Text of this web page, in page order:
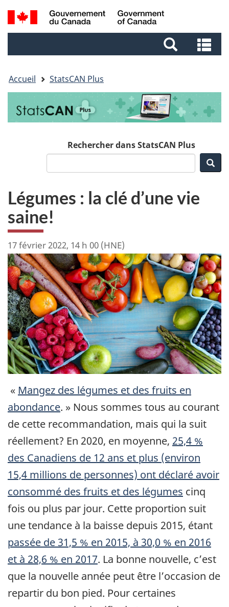
Aller
au
Aller
au
Passer
à
Recherche
et
et
Accueil StatsCAN Plus
Rechercher dans StatsCAN Plus
Légumes : la clé d’une vie
saine!
17 février 2022, 14 h 00 (HNE)
« Mangez des légumes et des fruits en
abondance. » Nous sommes tous au courant
de cette recommandation, mais qui la suit
réellement? En 2020, en moyenne, 25,4 %
des Canadiens de 12 ans et plus (environ
15,4 millions de personnes) ont déclaré avoir
consommé des fruits et des légumes cinq
fois ou plus par jour. Cette proportion suit
une tendance à la baisse depuis 2015, étant
passée de 31,5 % en 2015, à 30,0 % en 2016
et à 28,6 % en 2017. La bonne nouvelle, c’est
que la nouvelle année peut être l’occasion de
repartir du bon pied. Pour certaines